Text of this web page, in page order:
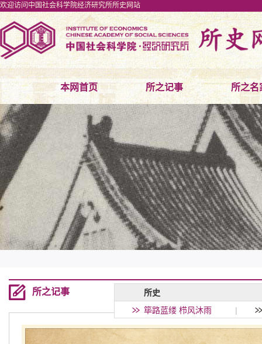
欢迎访问中国社会科学院经济研究所所史网站
本网首页 所之记事 所之名
所之记事
所史
筚路蓝缕 栉风沐雨
|